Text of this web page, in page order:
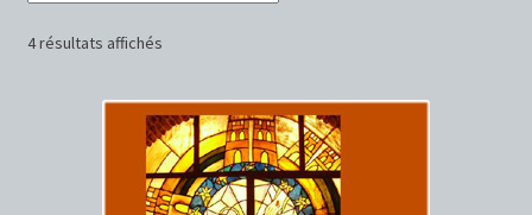
4 résultats affichés